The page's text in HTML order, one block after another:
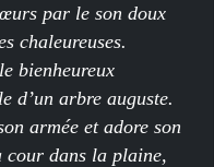
par le son doux
chaleureuses.
bienheureux
d’un arbre auguste.
armée et adore son
dans la plaine,